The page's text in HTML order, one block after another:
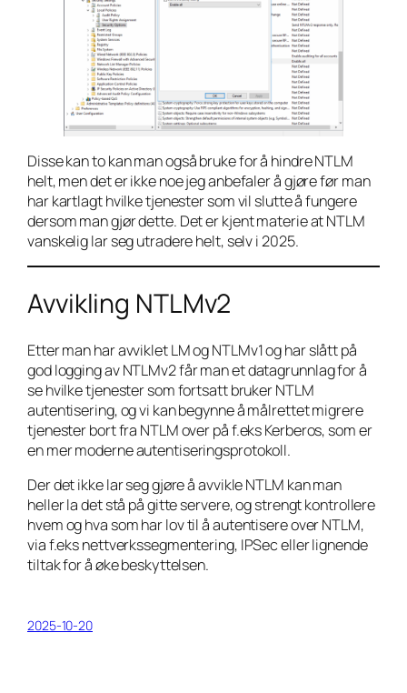
Disse kan to kan man også bruke for å hindre NTLM
helt, men det er ikke noe jeg anbefaler å gjøre før man
har kartlagt hvilke tjenester som vil slutte å fungere
dersom man gjør dette. Det er kjent materie at NTLM
vanskelig lar seg utradere helt, selv i 2025.
Avvikling NTLMv2
Etter man har avviklet LM og NTLMv1 og har slått på
god logging av NTLMv2 får man et datagrunnlag for å
se hvilke tjenester som fortsatt bruker NTLM
autentisering, og vi kan begynne å målrettet migrere
tjenester bort fra NTLM over på f.eks Kerberos, som er
en mer moderne autentiseringsprotokoll.
Der det ikke lar seg gjøre å avvikle NTLM kan man
heller la det stå på gitte servere, og strengt kontrollere
hvem og hva som har lov til å autentisere over NTLM,
via f.eks nettverkssegmentering, IPSec eller lignende
tiltak for å øke beskyttelsen.
2025-10-20